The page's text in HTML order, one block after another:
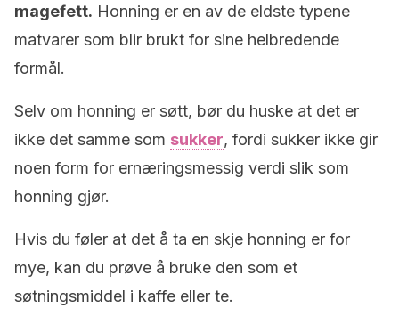
magefett. Honning er en av de eldste typene
matvarer som blir brukt for sine helbredende
formål.
Selv om honning er søtt, bør du huske at det er
ikke det samme som sukker, fordi sukker ikke gir
noen form for ernæringsmessig verdi slik som
honning gjør.
Hvis du føler at det å ta en skje honning er for
mye, kan du prøve å bruke den som et
søtningsmiddel i kaffe eller te.